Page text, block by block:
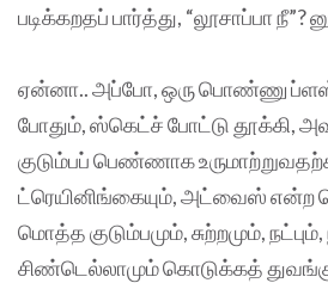
படிக்கறதப் பார்த்து, “லூசாப்பா நீ”?
ஏன்னா.. அப்போ, ஒரு பொண்ணு ப்ளஸ்
போதும், ஸ்கெட்ச் போட்டு தூக்கி,
குடும்பப் பெண்ணாக
ட்ரெயினிங்கையும், அட்வைஸ் என்ற
மொத்த குடும்பமும், சுற்றமும்,
சிண்டெல்லாமும் கொடுக்கத்